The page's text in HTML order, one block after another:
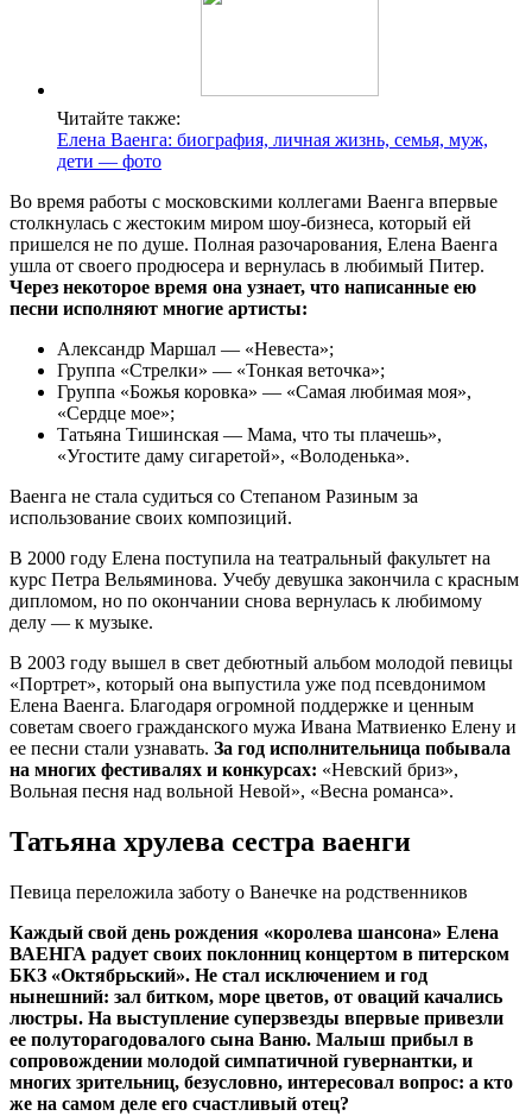
Читайте также:
Елена Ваенга: биография, личная жизнь, семья, муж,
дети — фото
Во время работы с московскими коллегами Ваенга впервые
столкнулась с жестоким миром шоу-бизнеса, который ей
пришелся не по душе. Полная разочарования, Елена Ваенга
ушла от своего продюсера и вернулась в любимый Питер.
Через некоторое время она узнает, что написанные ею
песни исполняют многие артисты:
Александр Маршал — «Невеста»;
Группа «Стрелки» — «Тонкая веточка»;
Группа «Божья коровка» — «Самая любимая моя»,
«Сердце мое»;
Татьяна Тишинская — Мама, что ты плачешь»,
«Угостите даму сигаретой», «Володенька».
Ваенга не стала судиться со Степаном Разиным за
использование своих композиций.
В 2000 году Елена поступила на театральный факультет на
курс Петра Вельяминова. Учебу девушка закончила с красным
дипломом, но по окончании снова вернулась к любимому
делу — к музыке.
В 2003 году вышел в свет дебютный альбом молодой певицы
«Портрет», который она выпустила уже под псевдонимом
Елена Ваенга. Благодаря огромной поддержке и ценным
советам своего гражданского мужа Ивана Матвиенко Елену и
ее песни стали узнавать. За год исполнительница побывала
на многих фестивалях и конкурсах: «Невский бриз»,
Вольная песня над вольной Невой», «Весна романса».
Татьяна хрулева сестра ваенги
Певица переложила заботу о Ванечке на родственников
Каждый свой день рождения «королева шансона» Елена
ВАЕНГА радует своих поклонниц концертом в питерском
БКЗ «Октябрьский». Не стал исключением и год
нынешний: зал битком, море цветов, от оваций качались
люстры. На выступление суперзвезды впервые привезли
ее полуторагодовалого сына Ваню. Малыш прибыл в
сопровождении молодой симпатичной гувернантки, и
многих зрительниц, безусловно, интересовал вопрос: а кто
же на самом деле его счастливый отец?